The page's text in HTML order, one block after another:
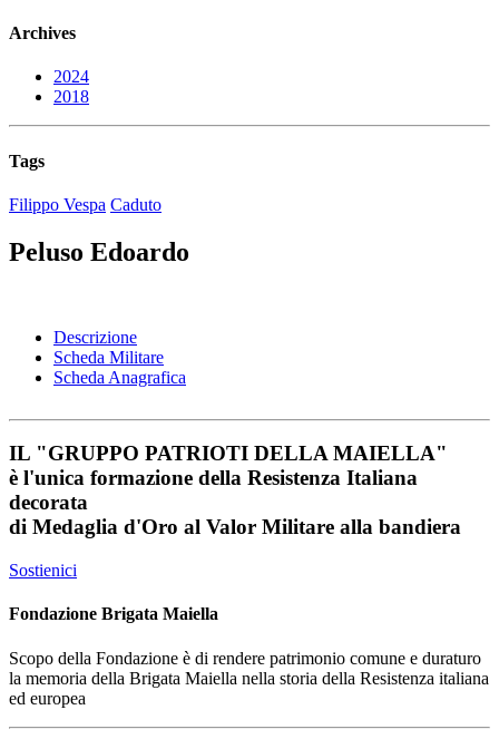
Archives
2024
2018
Tags
Filippo Vespa Caduto
Peluso Edoardo
Descrizione
Scheda Militare
Scheda Anagrafica
IL "GRUPPO PATRIOTI DELLA MAIELLA"
è l'unica formazione della Resistenza Italiana
decorata
di Medaglia d'Oro al Valor Militare alla bandiera
Sostienici
Fondazione Brigata Maiella
Scopo della Fondazione è di rendere patrimonio comune e duraturo
la memoria della Brigata Maiella nella storia della Resistenza italiana
ed europea